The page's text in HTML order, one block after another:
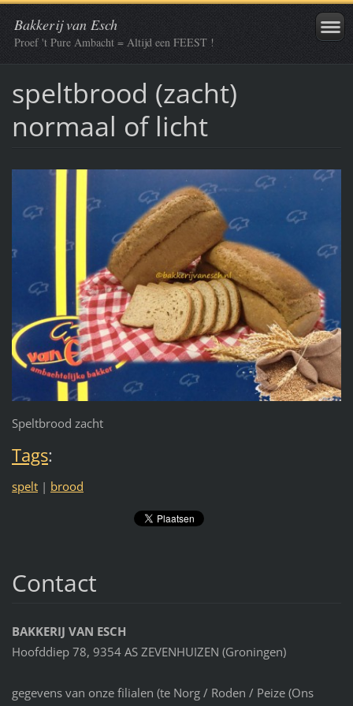
Bakkerij van Esch
Proef 't Pure Ambacht = Altijd een FEEST !
speltbrood (zacht)
normaal of licht
Speltbrood zacht
Tags:
spelt | brood
Contact
BAKKERIJ VAN ESCH
Hoofddiep 78, 9354 AS ZEVENHUIZEN (Groningen)
gegevens van onze filialen (te Norg / Roden / Peize (Ons